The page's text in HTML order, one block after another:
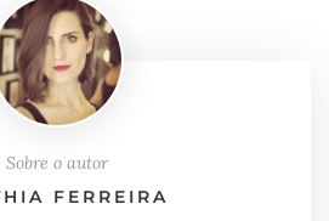
Sobre o autor
FERREIRA